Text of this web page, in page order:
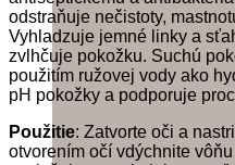
odstraňuje nečistoty,
Vyhladzuje jemné linky a
zvlhčuje pokožku. Suchú
použitím ružovej vody ako
pH pokožky a podporuje
Použitie: Zatvorte oči a
otvorením očí vdýchnite